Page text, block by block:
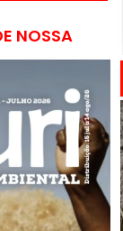
NOSSA